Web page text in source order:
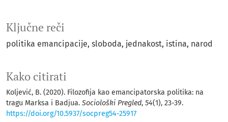
Kako citirati
Koljević, B. (2020). Filozofija kao emancipatorska politika: na
tragu Marksa i Badjua. Sociološki Pregled, 54(1), 23-39.
https://doi.org/10.5937/socpreg54-25917
Ključne reči
politika emancipacije sloboda jednakost istina narod